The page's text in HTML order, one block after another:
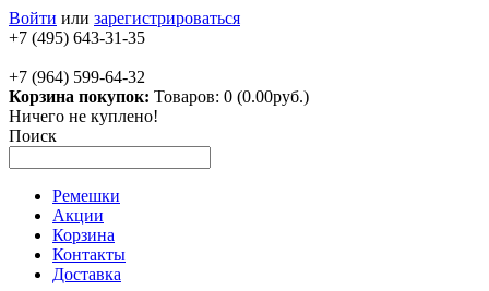
Войти или зарегистрироваться
+7 (495) 643-31-35
+7 (964) 599-64-32
Корзина покупок: Товаров: 0 (0.00руб.)
Ничего не куплено!
Поиск
Ремешки
Акции
Корзина
Контакты
Доставка